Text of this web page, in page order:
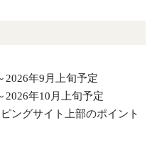
2026年9月上旬予定
2026年10月上旬予定
ングサイト上部のポイント